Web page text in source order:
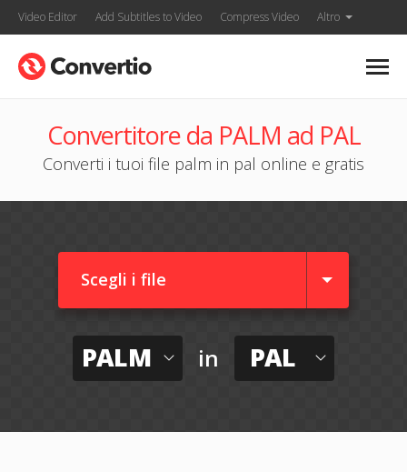
Video Editor Add Subtitles to Video Compress Video Altro
Convertitore da PALM ad PAL
Converti i tuoi file palm in pal online e gratis
Scegli i file
PALM in PAL